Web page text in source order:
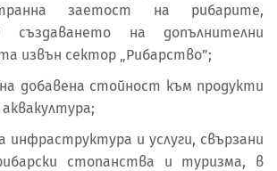
заетост на рибарите,
създаването на допълнителни
извън сектор „Рибарство”;
добавена стойност към продукти
инфраструктура и услуги, свързани
стопанства и туризма, в